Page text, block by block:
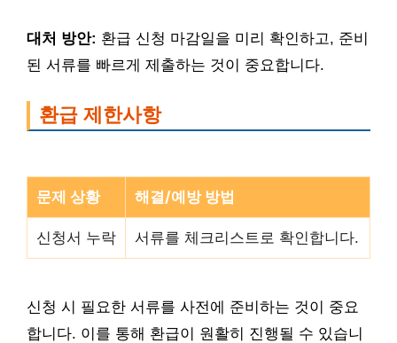
대처 방안: 환급 신청 마감일을 미리 확인하고, 준비
된 서류를 빠르게 제출하는 것이 중요합니다.
환급 제한사항
문제 상황 해결/예방 방법
신청서 누락 서류를 체크리스트로 확인합니다.
신청 시 필요한 서류를 사전에 준비하는 것이 중요
합니다. 이를 통해 환급이 원활히 진행될 수 있습니